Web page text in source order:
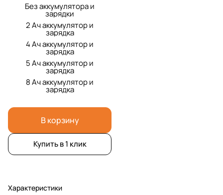
Без аккумулятора и
зарядки
2 Ач аккумулятор и
зарядка
4 Ач аккумулятор и
зарядка
5 Ач аккумулятор и
зарядка
8 Ач аккумулятор и
зарядка
В корзину
Купить в 1 клик
Характеристики